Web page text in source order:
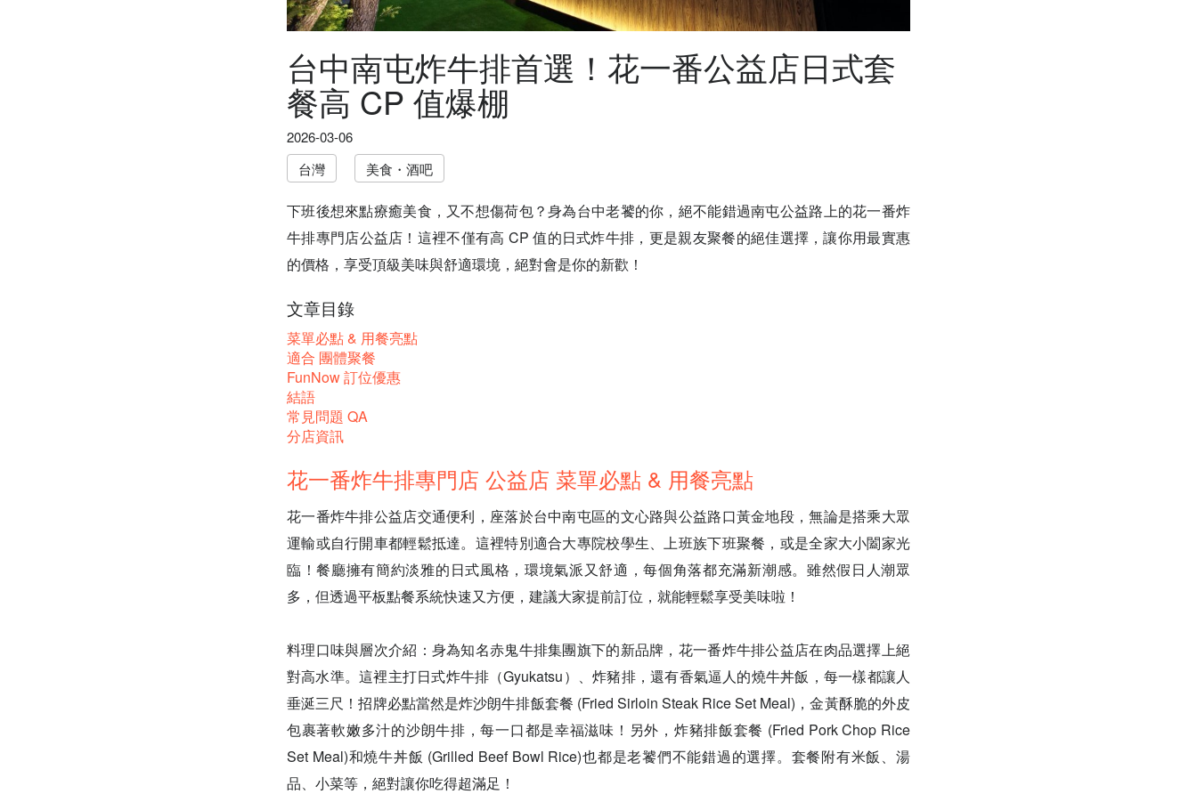
台中南屯炸牛排首選！花一番公益店日式套
餐高 CP 值爆棚
2026-03-06
台灣
美食・酒吧
下班後想來點療癒美食，又不想傷荷包？身為台中老饕的你，絕不能錯過南屯公益路上的花一番炸
牛排專門店公益店！這裡不僅有高 CP 值的日式炸牛排，更是親友聚餐的絕佳選擇，讓你用最實惠
的價格，享受頂級美味與舒適環境，絕對會是你的新歡！
文章目錄
菜單必點 & 用餐亮點
適合 團體聚餐
FunNow 訂位優惠
結語
常見問題 QA
分店資訊
花一番炸牛排專門店 公益店 菜單必點 & 用餐亮點
花一番炸牛排公益店交通便利，座落於台中南屯區的文心路與公益路口黃金地段，無論是搭乘大眾
運輸或自行開車都輕鬆抵達。這裡特別適合大專院校學生、上班族下班聚餐，或是全家大小闔家光
臨！餐廳擁有簡約淡雅的日式風格，環境氣派又舒適，每個角落都充滿新潮感。雖然假日人潮眾
多，但透過平板點餐系統快速又方便，建議大家提前訂位，就能輕鬆享受美味啦！
料理口味與層次介紹：身為知名赤鬼牛排集團旗下的新品牌，花一番炸牛排公益店在肉品選擇上絕
對高水準。這裡主打日式炸牛排（Gyukatsu）、炸豬排，還有香氣逼人的燒牛丼飯，每一樣都讓人
垂涎三尺！招牌必點當然是炸沙朗牛排飯套餐 (Fried Sirloin Steak Rice Set Meal)，金黃酥脆的外皮
包裹著軟嫩多汁的沙朗牛排，每一口都是幸福滋味！另外，炸豬排飯套餐 (Fried Pork Chop Rice
Set Meal)和燒牛丼飯 (Grilled Beef Bowl Rice)也都是老饕們不能錯過的選擇。套餐附有米飯、湯
品、小菜等，絕對讓你吃得超滿足！